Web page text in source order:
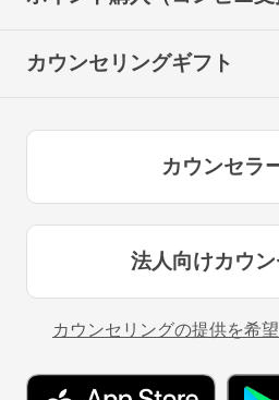
カウンセリングギフト
カウンセラ
法人向けカウ
カウンセリングの提供を希